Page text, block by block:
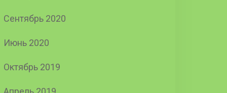
Сентябрь 2020
Июнь 2020
Октябрь 2019